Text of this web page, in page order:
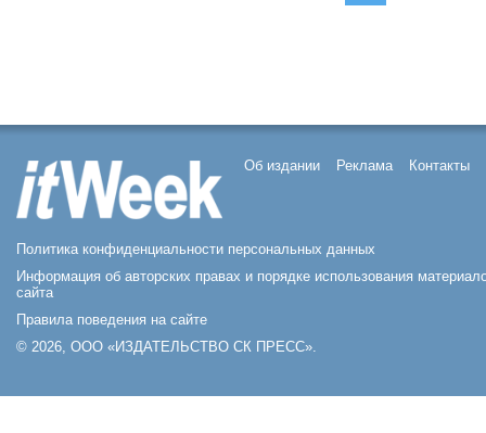
Об издании Реклама Контакты
Политика конфиденциальности персональных данных
Информация об авторских правах и порядке использования
сайта
Правила поведения на сайте
© 2026, ООО «ИЗДАТЕЛЬСТВО СК ПРЕСС».